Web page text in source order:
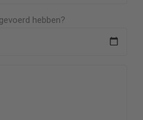
hebben?